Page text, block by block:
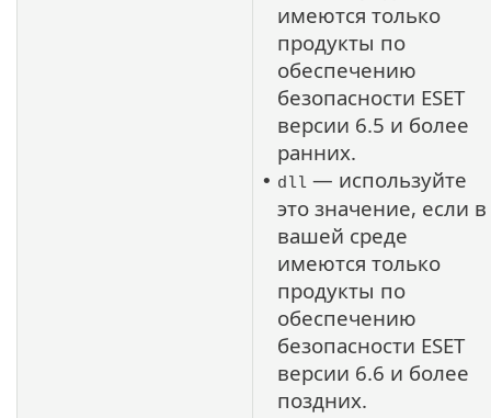
имеются только
продукты по
обеспечению
безопасности ESET
версии 6.5 и более
ранних.
• dll — используйте
это значение, если в
вашей среде
имеются только
продукты по
обеспечению
безопасности ESET
версии 6.6 и более
поздних.